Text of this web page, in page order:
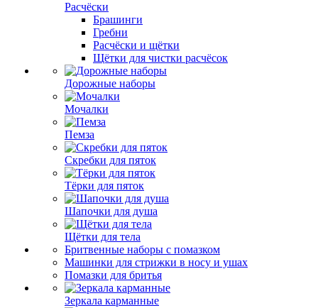
Расчёски
Брашинги
Гребни
Расчёски и щётки
Щётки для чистки расчёсок
Дорожные наборы
Мочалки
Пемза
Скребки для пяток
Тёрки для пяток
Шапочки для душа
Щётки для тела
Бритвенные наборы с помазком
Машинки для стрижки в носу и ушах
Помазки для бритья
Зеркала карманные